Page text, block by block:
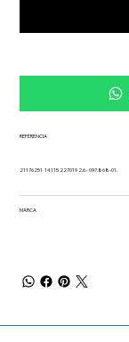
REFERENCIA
21176251 14115 227019 2.6.- 097.868-01.
MARCA